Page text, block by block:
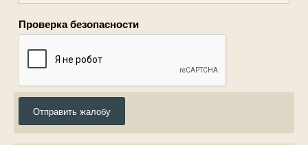
Проверка безопасности
Отправить жалобу